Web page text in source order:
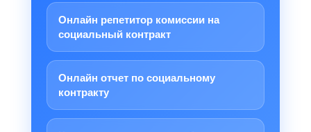
Онлайн репетитор комиссии на
социальный контракт
Онлайн отчет по социальному
контракту